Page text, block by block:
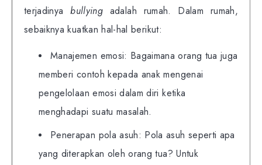
terjadinyabullying adalah rumah. Dalam rumah,
sebaiknya kuatkan hal-hal berikut:
Manajemen emosi: Bagaimana orang tua juga
memberi contoh kepada anak mengenai
pengelolaan emosi dalam diri ketika
menghadapi suatu masalah.
Penerapan pola asuh: Pola asuh seperti apa
yang diterapkan oleh orang tua? Untuk